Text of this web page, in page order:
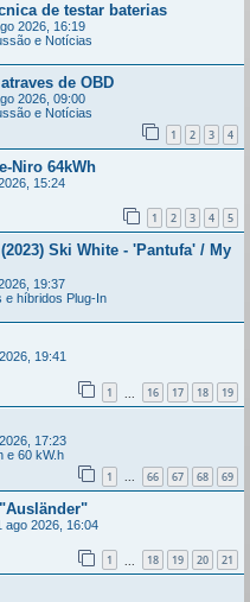
de testar baterias
2026, 16:19
e Notícias
de OBD
2026, 09:00
e Notícias
1 2 3 4
Niro 64kWh
15:24
1 2 3 4 5
Ski White - 'Pantufa' / My
19:37
e híbridos Plug-In
19:41
1 16 17 18 19
17:23
e 60 kW.h
1 ... 66 67 68 69
ago 2026, 16:04
1 18 19 20 21